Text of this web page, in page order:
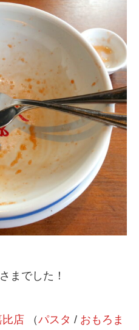
までした！
比店 （パスタ / おもろま